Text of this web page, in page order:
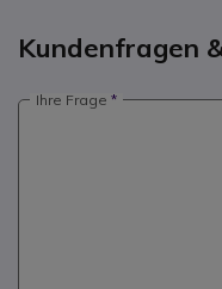
Kundenfragen
Ihre Frage